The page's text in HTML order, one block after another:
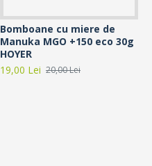
Bomboane cu miere de
Manuka MGO +150 eco 30g
HOYER
19,00 Lei 20,00 Lei